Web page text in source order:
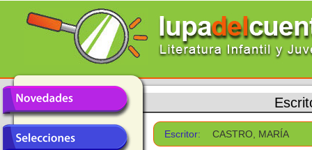
Escritor: CASTRO, MARÍA